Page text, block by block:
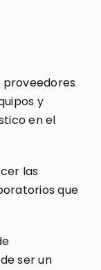
proveedores
y
en el
las
que
ser un